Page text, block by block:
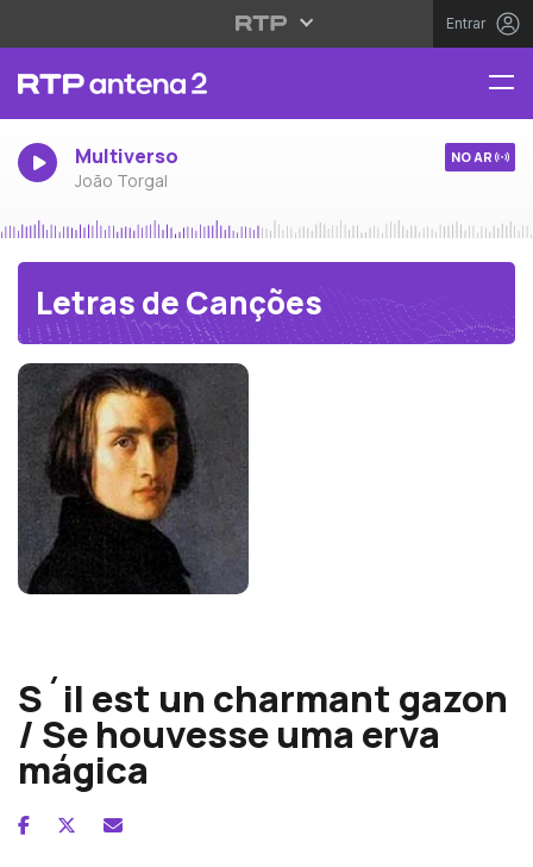
Entrar
Multiverso
João Torgal
NO AR
Letras de Canções
S´il est un charmant gazon
/ Se houvesse uma erva
mágica